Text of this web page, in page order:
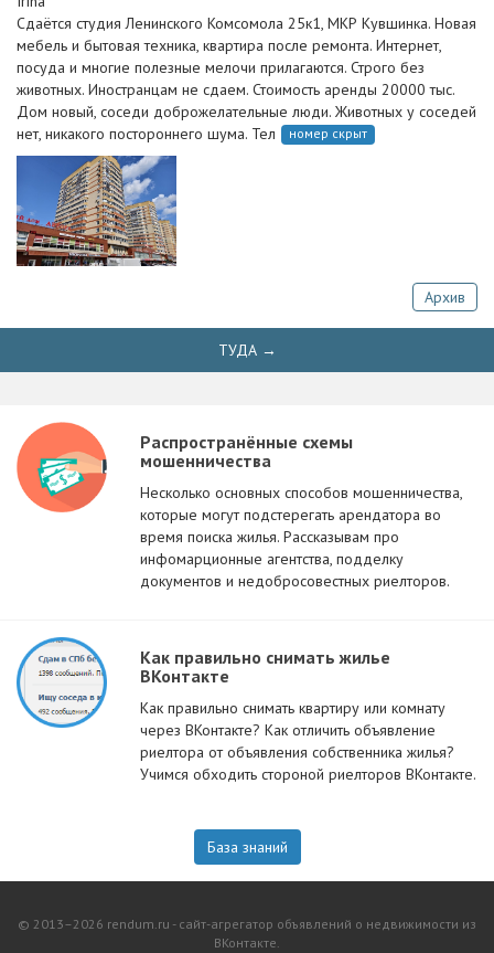
Сдаётся студия Ленинского Комсомола 25к1, МКР Кувшинка. Новая
мебель и бытовая техника, квартира после ремонта. Интернет,
посуда и многие полезные мелочи прилагаются. Строго без
животных. Иностранцам не сдаем. Стоимость аренды 20000 тыс.
Дом новый, соседи доброжелательные люди. Животных у соседей
нет, никакого постороннего шума. Тел
номер скрыт
Архив
ТУДА →
Распространённые схемы
мошенничества
Несколько основных способов мошенничества,
которые могут подстерегать арендатора во
время поиска жилья. Рассказывам про
инфомарционные агентства, подделку
документов и недобросовестных риелторов.
Как правильно снимать жилье
ВКонтакте
Как правильно снимать квартиру или комнату
через ВКонтакте? Как отличить объявление
риелтора от объявления собственника жилья?
Учимся обходить стороной риелторов ВКонтакте.
База знаний
© 2013–2026 rendum.ru - сайт-агрегатор объявлений о недвижимости из
ВКонтакте.